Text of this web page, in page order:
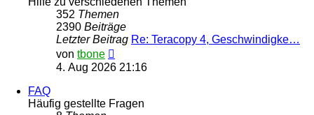
352 Themen
2390 Beiträge
Letzter Beitrag Re: Teracopy 4, Geschwindigke…
von tbone
Beitrag
4. Aug 2026 21:16
FAQ
Häufig gestellte Fragen